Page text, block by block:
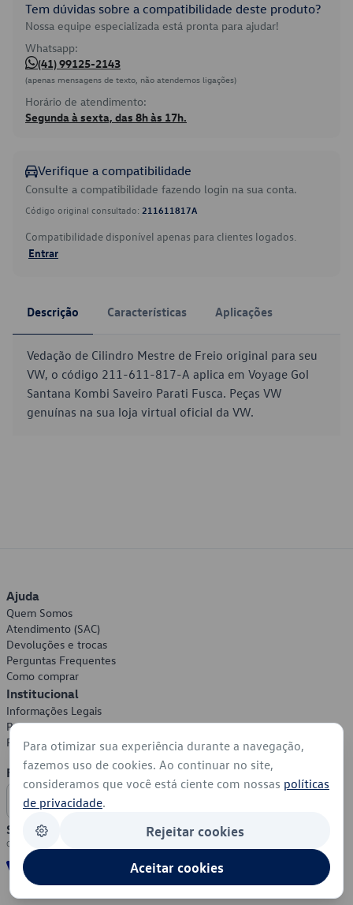
Tem dúvidas sobre a compatibilidade deste produto?
Nossa equipe especializada está pronta para ajudar!
Whatsapp:
(41) 99125-2143
(apenas mensagens de texto, não atendemos ligações)
Horário de atendimento:
Segunda à sexta, das 8h às 17h.
Verifique a compatibilidade
Consulte a compatibilidade fazendo login na sua conta.
Código original consultado: 211611817A
Compatibilidade disponível apenas para clientes logados.
Entrar
Descrição Características Aplicações
Vedação de Cilindro Mestre de Freio original para seu
VW, o código 211-611-817-A aplica em Voyage Gol
Santana Kombi Saveiro Parati Fusca. Peças VW
genuínas na sua loja virtual oficial da VW.
Ajuda
Quem Somos
Atendimento (SAC)
Devoluções e trocas
Perguntas Frequentes
Como comprar
Institucional
Informações Legais
Política de Privacidade
Política de Cookies
Formas de Pagamento
Segurança
Para otimizar sua experiência durante a navegação,
fazemos uso de cookies. Ao continuar no site,
consideramos que você está ciente com nossas políticas
de privacidade.
Rejeitar cookies
Aceitar cookies